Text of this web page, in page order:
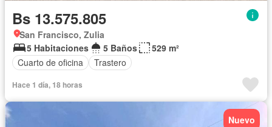
Bs 13.575.805
San Francisco, Zulia
5 Habitaciones
5 Baños
529 m²
Cuarto de oficina
Trastero
Hace 1 día, 18 horas
Nuevo